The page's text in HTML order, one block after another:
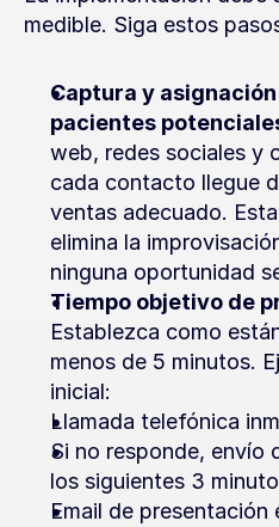
medible. Siga estos
Captura y
pacientes
web, redes sociales y
cada contacto llegue
ventas adecuado.
elimina la
ninguna oportunidad
Tiempo objetivo de
Establezca como
menos de 5 minutos.
inicial:
Llamada telefónica
Si no responde, envío
los siguientes 3
Email de presentación